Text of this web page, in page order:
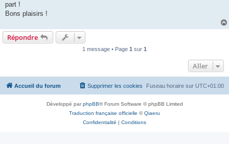
part !
Bons plaisirs !
Répondre
1 message • Page 1 sur 1
Aller
Accueil du forum Fuseau horaire sur UTC+01:00
Supprimer les cookies
Développé parphpBB® Forum Software © phpBB Limited
Traduction française officielle ©Qiaeru
Confidentialité | Conditions